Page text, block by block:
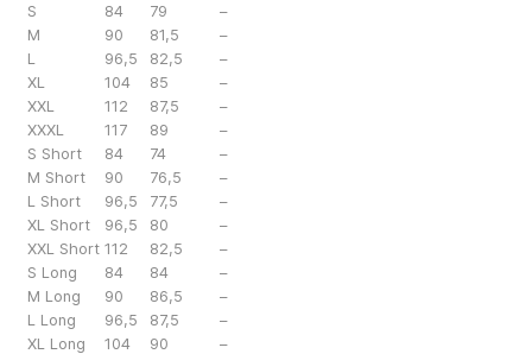
S
84 79
–
M
90 81,5
–
L
96,5 82,5
–
XL
104 85
–
XXL
112 87,5
–
XXXL
117 89
–
S Short
84 74
–
M Short
90 76,5
–
L Short
96,5 77,5
–
XL Short
96,5 80
–
XXL Short 112 82,5
–
S Long
84 84
–
M Long
90 86,5
–
L Long
96,5 87,5
–
XL Long
104 90
–